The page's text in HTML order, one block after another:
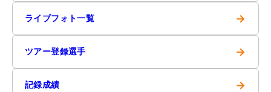
ライブフォト一覧 →
ツアー登録選手 →
記録成績 →